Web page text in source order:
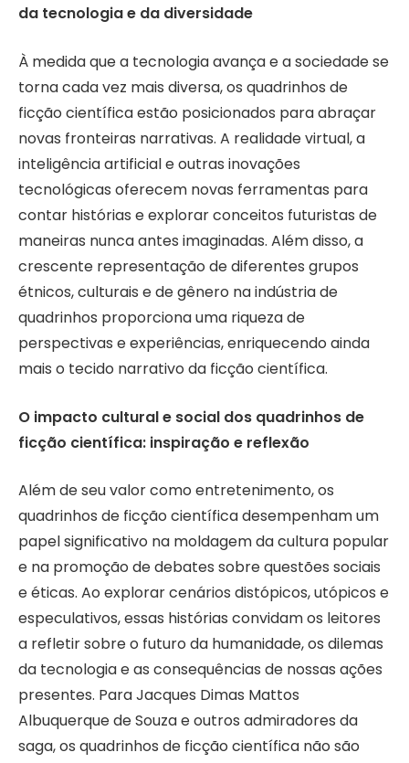
da tecnologia e da diversidade
À medida que a tecnologia avança e a sociedade se
torna cada vez mais diversa, os quadrinhos de
ficção científica estão posicionados para abraçar
novas fronteiras narrativas. A realidade virtual, a
inteligência artificial e outras inovações
tecnológicas oferecem novas ferramentas para
contar histórias e explorar conceitos futuristas de
maneiras nunca antes imaginadas. Além disso, a
crescente representação de diferentes grupos
étnicos, culturais e de gênero na indústria de
quadrinhos proporciona uma riqueza de
perspectivas e experiências, enriquecendo ainda
mais o tecido narrativo da ficção científica.
O impacto cultural e social dos quadrinhos de
ficção científica: inspiração e reflexão
Além de seu valor como entretenimento, os
quadrinhos de ficção científica desempenham um
papel significativo na moldagem da cultura popular
e na promoção de debates sobre questões sociais
e éticas. Ao explorar cenários distópicos, utópicos e
especulativos, essas histórias convidam os leitores
a refletir sobre o futuro da humanidade, os dilemas
da tecnologia e as consequências de nossas ações
presentes. Para Jacques Dimas Mattos
Albuquerque de Souza e outros admiradores da
saga, os quadrinhos de ficção científica não são